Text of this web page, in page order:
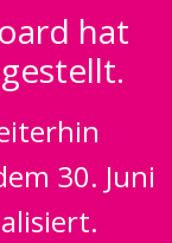
hat
30. Juni